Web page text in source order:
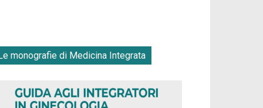
monografie di Medicina Integrata